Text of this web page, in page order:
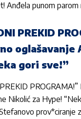
Anđela punom parom
PREKID
oglašavanje
gori sve!”
PROGRAMA!”
Nikolić za Hype!
prov*ciranje